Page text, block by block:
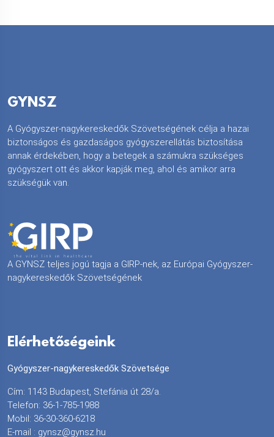
GYNSZ
A Gyógyszer-nagykereskedők Szövetségének célja a hazai
biztonságos és gazdaságos gyógyszerellátás biztosítása
annak érdekében, hogy a betegek a számukra szükséges
gyógyszert ott és akkor kapják meg, ahol és amikor arra
szükségük van.
A GYNSZ teljes jogú tagja a GIRP-nek, az Európai Gyógyszer-
nagykereskedők Szövetségének
Elérhetőségeink
Gyógyszer-nagykereskedők Szövetsége
Cím: 1143 Budapest, Stefánia út 28/a.
Telefon: 36-1-785-1988
Mobil: 36-30-360-6218
E-mail : gynsz@gynsz.hu